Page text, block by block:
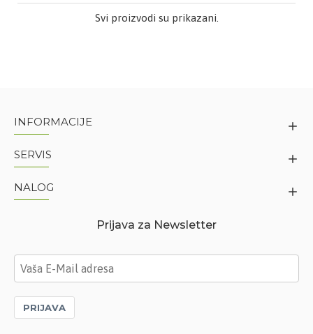
Svi proizvodi su prikazani.
INFORMACIJE
SERVIS
NALOG
Prijava za Newsletter
PRIJAVA